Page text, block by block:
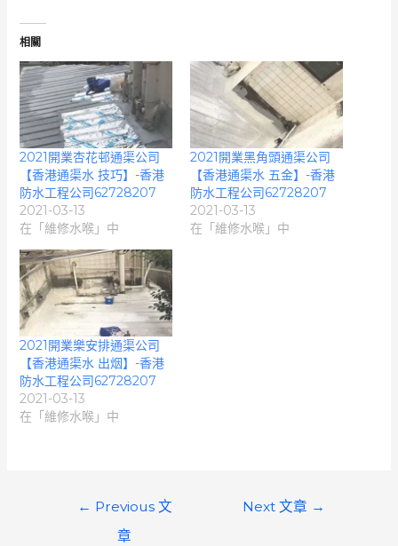
相關
2021開業杏花邨通渠公司
【香港通渠水 技巧】-香港
防水工程公司62728207
2021-03-13
在「維修水喉」中
2021開業黑角頭通渠公司
【香港通渠水 五金】-香港
防水工程公司62728207
2021-03-13
在「維修水喉」中
2021開業樂安排通渠公司
【香港通渠水 出烟】-香港
防水工程公司62728207
2021-03-13
在「維修水喉」中
← Previous 文
章
Next 文章 →